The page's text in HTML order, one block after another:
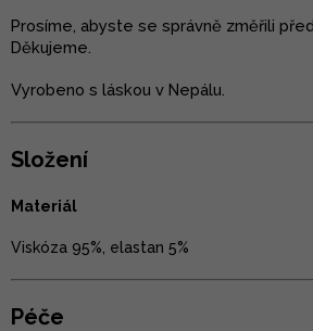
Prosíme, abyste se správně změřili
Děkujeme.
Vyrobeno s láskou v Nepálu.
Složení
Materiál
Viskóza 95%, elastan 5%
Péče